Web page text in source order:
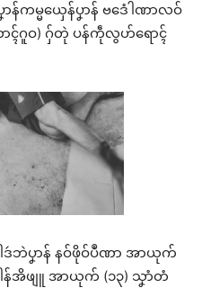
ကမ္မယှေန်ပၞာန် ဗဒေံါဏာလဝ်
ာၚ်ဂူဝ) ဂှ်တုဲ ပန်ကဵုလွဟ်ရောၚ်
ဘဲပၞာန် နဝ်ဖိုဝ်ပဳဏာ အာယုက်
န်အိဖျူ အာယုက် (၁၃) သၞာံတံ